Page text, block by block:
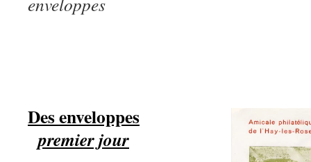
Des enveloppes
premier jour